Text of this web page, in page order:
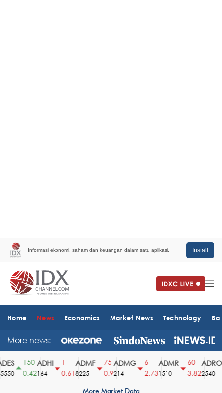
Informasi ekonomi, saham dan keuangan dalam satu aplikasi. Install
Home News Economics Market News Technology
More news:
150
0.42
ADHI
164
0.61
ADMF
8225
75
0.9
ADMG
214
2.73
ADMR
1510
60
3.82
ADRO
2540
More Market Data